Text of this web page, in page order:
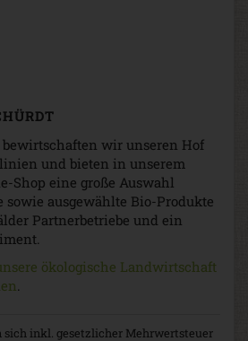
wir unseren Hof
und bieten in unserem
Shop eine große Auswahl
sowie ausgewählte Bio-Produkte
Partnerbetriebe und ein
ökologische Landwirtschaft
.
sich inkl. gesetzlicher Mehrwertsteuer